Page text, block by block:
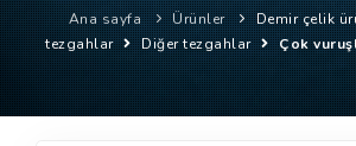
ÜRÜNLER
NASIL ÇALIŞIR?
Ana sayfa Ürünler Demir çelik
tezgahlar
Diğer tezgahlar Çok